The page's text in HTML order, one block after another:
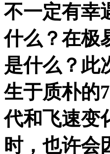
不一定有幸
什么？在极
是什么？此
生于质朴的
代和飞速变
时，也许会